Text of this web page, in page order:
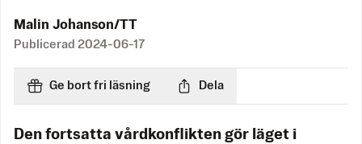
Malin Johanson/TT
Publicerad 2024-06-17
Ge bort fri läsning Dela
Den fortsatta vårdkonflikten gör läget i